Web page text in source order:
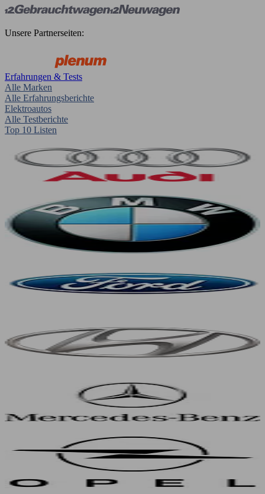
Unsere Partnerseiten:
Erfahrungen & Tests
Alle Marken
Alle Erfahrungsberichte
Elektroautos
Alle Testberichte
Top 10 Listen